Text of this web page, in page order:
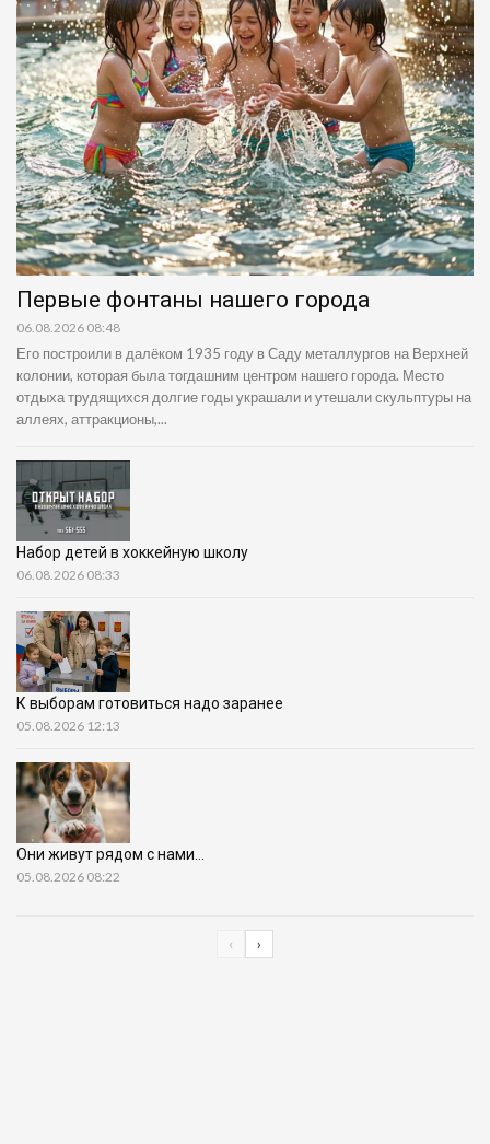
Первые фонтаны нашего города
06.08.2026 08:48
Его построили в далёком 1935 году в Саду металлургов на Верхней
колонии, которая была тогдашним центром нашего города. Место
отдыха трудящихся долгие годы украшали и утешали скульптуры на
аллеях, аттракционы,...
Набор детей в хоккейную школу
06.08.2026 08:33
К выборам готовиться надо заранее
05.08.2026 12:13
Они живут рядом с нами…
05.08.2026 08:22
‹ ›